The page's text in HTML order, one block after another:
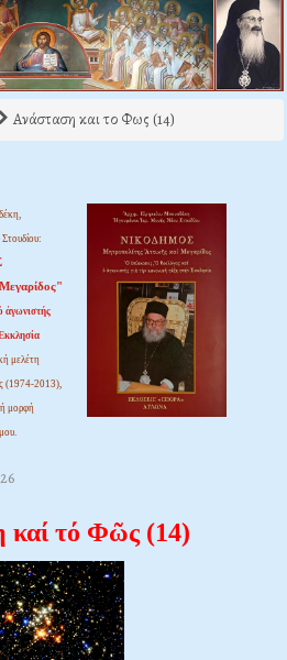
Ανάσταση και το Φως (14)
ἀγωνιστής
μελέτη
(1974-2013),
μορφή
καί τό Φῶς (14)